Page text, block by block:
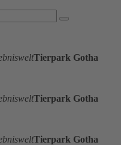
Tierpark Gotha
Tierpark Gotha
Tierpark Gotha